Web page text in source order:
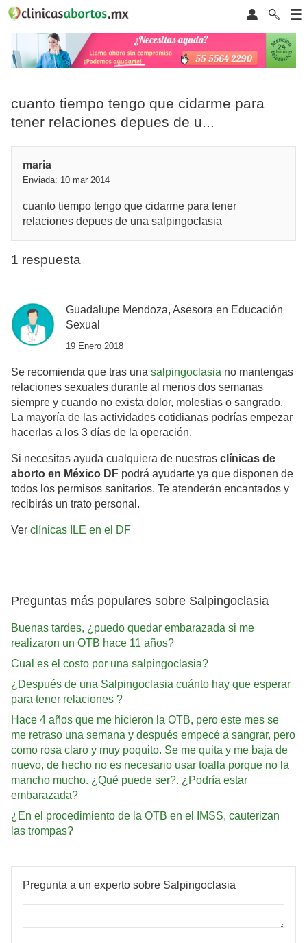
cuanto tiempo tengo que cidarme para
tener relaciones depues de u...
maria
Enviada: 10 mar 2014
cuanto tiempo tengo que cidarme para tener
relaciones depues de una salpingoclasia
1 respuesta
Guadalupe Mendoza, Asesora en Educación
Sexual
19 Enero 2018
Se recomienda que tras una salpingoclasia no mantengas
relaciones sexuales durante al menos dos semanas
siempre y cuando no exista dolor, molestias o sangrado.
La mayoría de las actividades cotidianas podrías empezar
hacerlas a los 3 días de la operación.
Si necesitas ayuda cualquiera de nuestras clínicas de
aborto en México DF podrá ayudarte ya que disponen de
todos los permisos sanitarios. Te atenderán encantados y
recibirás un trato personal.
Ver clínicas ILE en el DF
Preguntas más populares sobre Salpingoclasia
Buenas tardes, ¿puedo quedar embarazada si me
realizaron un OTB hace 11 años?
Cual es el costo por una salpingoclasia?
¿Después de una Salpingoclasia cuánto hay que esperar
para tener relaciones ?
Hace 4 años que me hicieron la OTB, pero este mes se
me retraso una semana y después empecé a sangrar, pero
como rosa claro y muy poquito. Se me quita y me baja de
nuevo, de hecho no es necesario usar toalla porque no la
mancho mucho. ¿Qué puede ser?. ¿Podría estar
embarazada?
¿En el procedimiento de la OTB en el IMSS, cauterizan
las trompas?
Pregunta a un experto sobre Salpingoclasia